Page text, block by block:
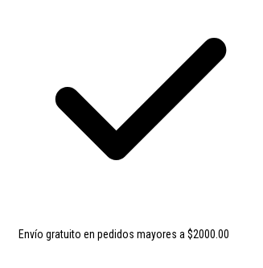
Envío gratuito en pedidos mayores a $2000.00